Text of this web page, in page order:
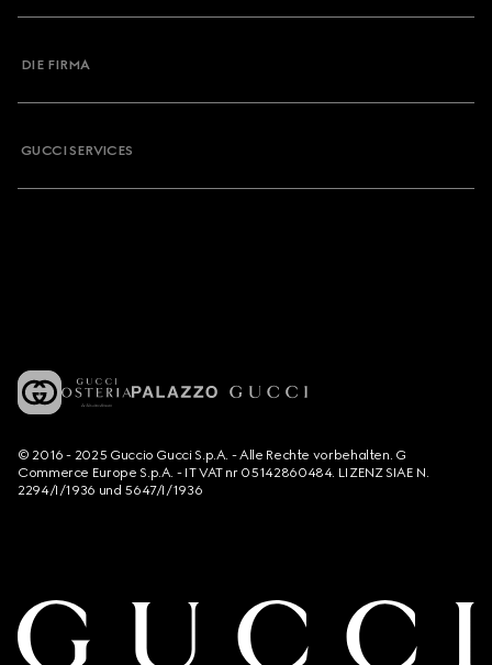
DIE FIRMA
GUCCI SERVICES
© 2016 - 2025 Guccio Gucci S.p.A. - Alle Rechte vorbehalten. G
Commerce Europe S.p.A. - IT VAT nr 05142860484. LIZENZ SIAE N.
2294/I/1936 und 5647/I/1936